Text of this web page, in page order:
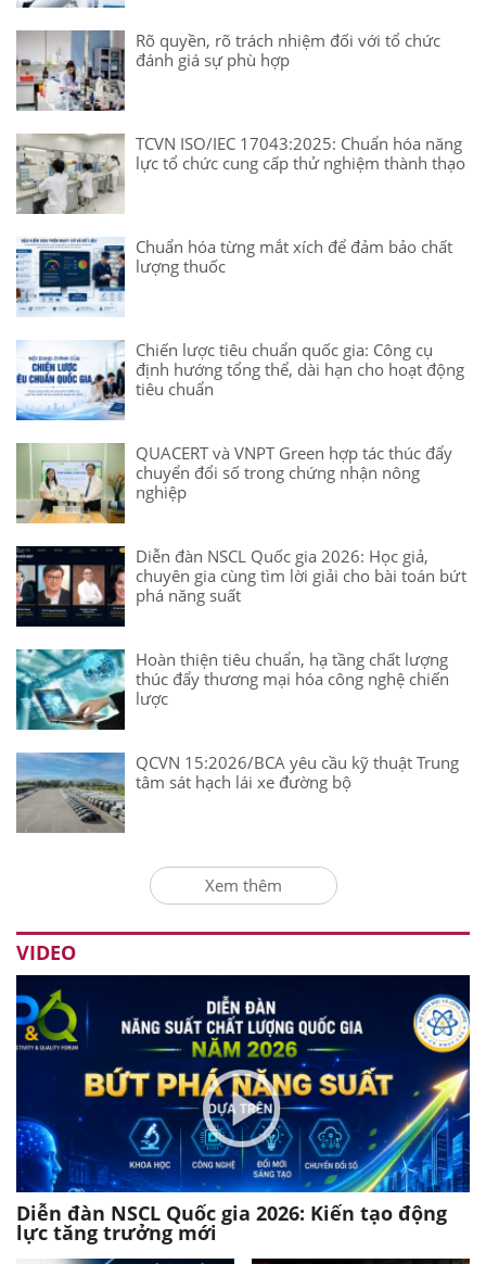
Rõ quyền, rõ trách nhiệm đối với tổ chức
đánh giá sự phù hợp
TCVN ISO/IEC 17043:2025: Chuẩn hóa năng
lực tổ chức cung cấp thử nghiệm thành thạo
Chuẩn hóa từng mắt xích để đảm bảo chất
lượng thuốc
Chiến lược tiêu chuẩn quốc gia: Công cụ
định hướng tổng thể, dài hạn cho hoạt động
tiêu chuẩn
QUACERT và VNPT Green hợp tác thúc đẩy
chuyển đổi số trong chứng nhận nông
nghiệp
Diễn đàn NSCL Quốc gia 2026: Học giả,
chuyên gia cùng tìm lời giải cho bài toán bứt
phá năng suất
Hoàn thiện tiêu chuẩn, hạ tầng chất lượng
thúc đẩy thương mại hóa công nghệ chiến
lược
QCVN 15:2026/BCA yêu cầu kỹ thuật Trung
tâm sát hạch lái xe đường bộ
Xem thêm
VIDEO
Diễn đàn NSCL Quốc gia 2026: Kiến tạo động
lực tăng trưởng mới